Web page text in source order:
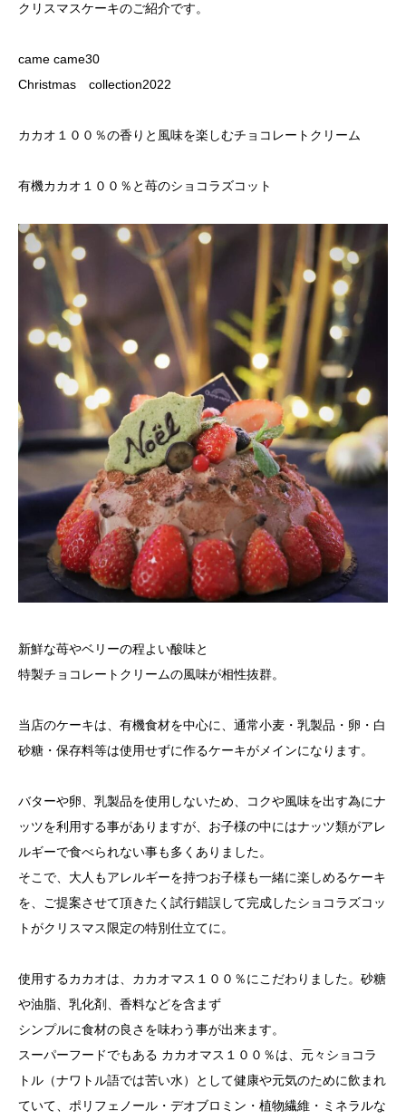
クリスマスケーキのご紹介です。
came came30
Christmas collection2022
カカオ１００％の香りと風味を楽しむチョコレートクリーム
有機カカオ１００％と苺のショコラズコット
新鮮な苺やベリーの程よい酸味と
特製チョコレートクリームの風味が相性抜群。
当店のケーキは、有機食材を中心に、通常小麦・乳製品・卵・白
砂糖・保存料等は使用せずに作るケーキがメインになります。
バターや卵、乳製品を使用しないため、コクや風味を出す為にナ
ッツを利用する事がありますが、お子様の中にはナッツ類がアレ
ルギーで食べられない事も多くありました。
そこで、大人もアレルギーを持つお子様も一緒に楽しめるケーキ
を、ご提案させて頂きたく試行錯誤して完成したショコラズコッ
トがクリスマス限定の特別仕立てに。
使用するカカオは、カカオマス１００％にこだわりました。砂糖
や油脂、乳化剤、香料などを含まず
シンプルに食材の良さを味わう事が出来ます。
スーパーフードでもある カカオマス１００％は、元々ショコラ
トル（ナワトル語では苦い水）として健康や元気のために飲まれ
ていて、ポリフェノール・デオブロミン・植物繊維・ミネラルな